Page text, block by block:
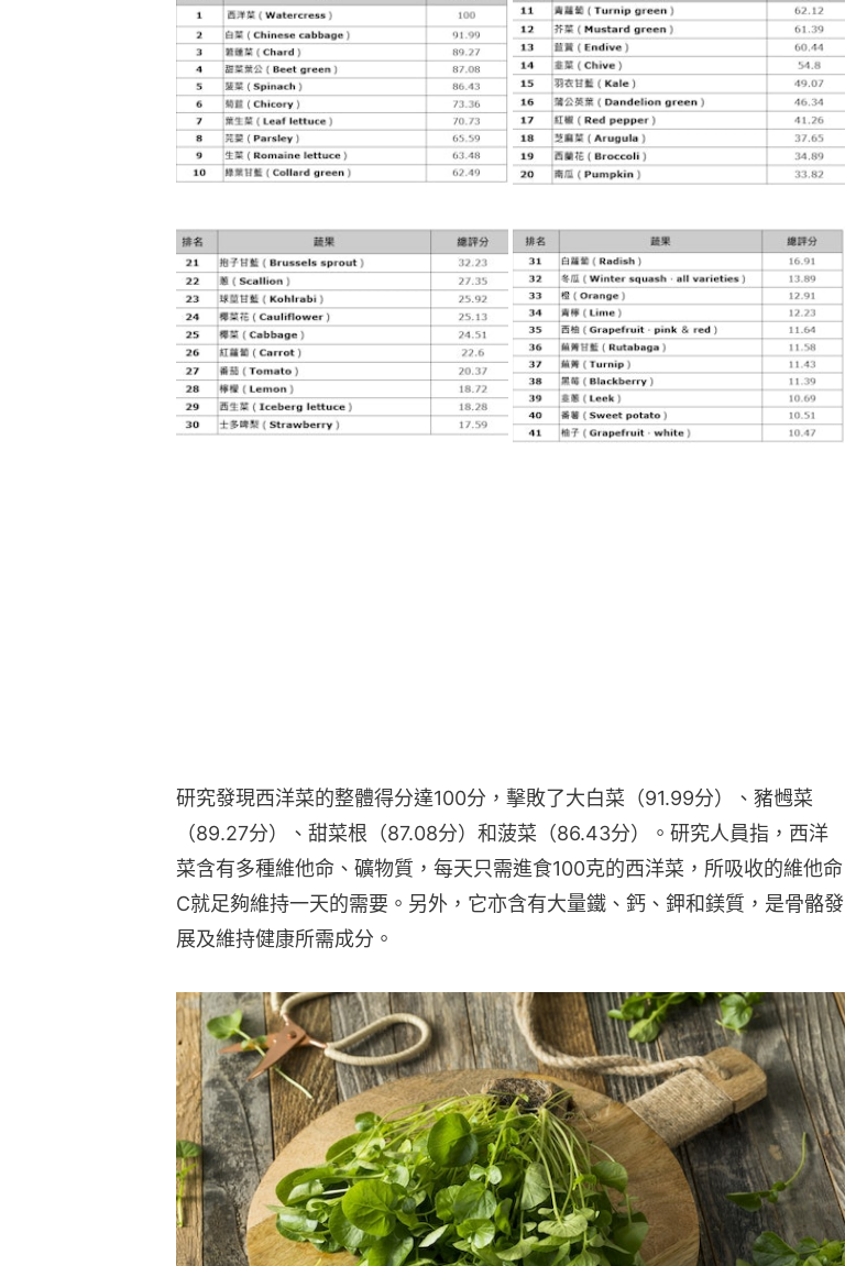
研究發現西洋菜的整體得分達100分，擊敗了大白菜（91.99分）、豬乸菜
（89.27分）、甜菜根（87.08分）和菠菜（86.43分）。研究人員指，西洋
菜含有多種維他命、礦物質，每天只需進食100克的西洋菜，所吸收的維他命
C就足夠維持一天的需要。另外，它亦含有大量鐵、鈣、鉀和鎂質，是骨骼發
展及維持健康所需成分。